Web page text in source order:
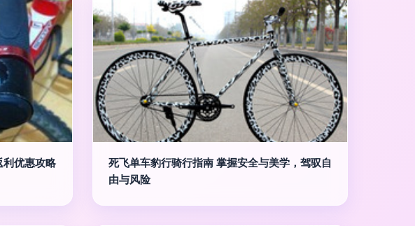
利优惠攻略
死飞单车豹行骑行指南 掌握安全与美学，驾驭自
由与风险